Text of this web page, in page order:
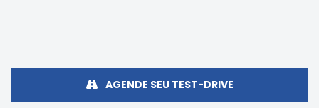
AGENDE SEU TEST-DRIVE